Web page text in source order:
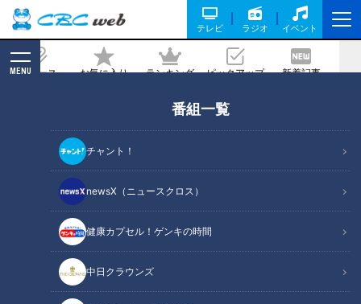
テレビ ラジオ イベント
ニュース お気に入り ランキング ピックアップ 新着記事
MENU
番組一覧
チャント！
newsX（ニュースクロス）
健康カプセル！ゲンキの時間
中日クラウンズ
の格安価格を実現している理由
記事に戻る